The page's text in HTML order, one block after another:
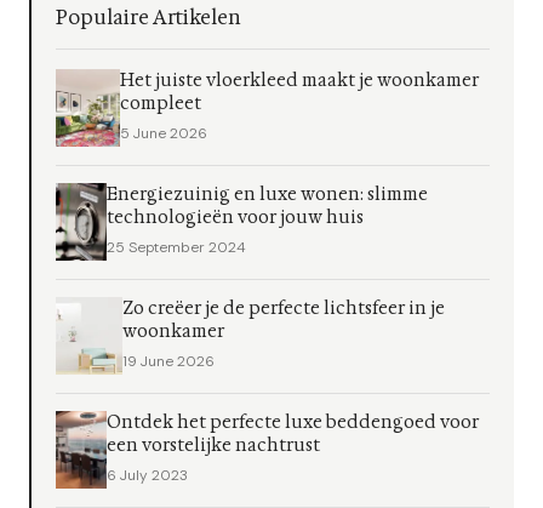
Populaire Artikelen
Het juiste vloerkleed maakt je woonkamer
compleet
5 June 2026
Energiezuinig en luxe wonen: slimme
technologieën voor jouw huis
25 September 2024
Zo creëer je de perfecte lichtsfeer in je
woonkamer
19 June 2026
Ontdek het perfecte luxe beddengoed voor
een vorstelijke nachtrust
6 July 2023